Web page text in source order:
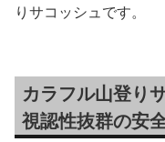
りサコッシュです。
カラフル山登り
視認性抜群の安